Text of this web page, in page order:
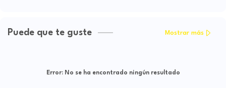
Puede que te guste Mostrar más
Error:No se ha encontrado ningún resultado